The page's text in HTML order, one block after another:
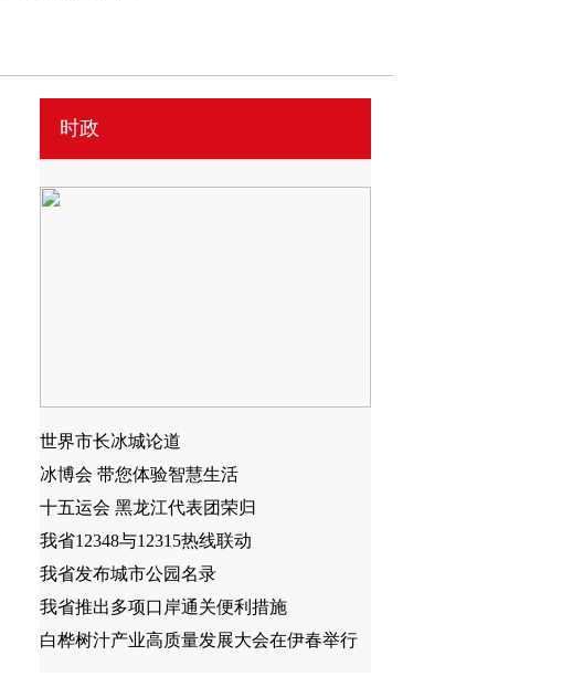
时政
世界市长冰城论道
冰博会 带您体验智慧生活
十五运会 黑龙江代表团荣归
我省12348与12315热线联动
我省发布城市公园名录
我省推出多项口岸通关便利措施
白桦树汁产业高质量发展大会在伊春举行